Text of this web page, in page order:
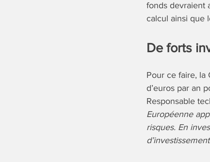
fonds devraient
calcul ainsi que
De forts
Pour ce faire, la
d’euros par an
Responsable
Européenne
risques. En